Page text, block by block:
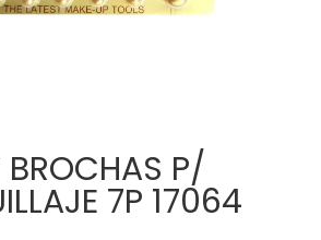
BROCHAS P/
7P 17064